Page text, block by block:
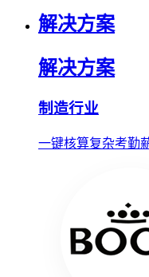
解决方案
解决方案
制造行业
一键核算复杂考勤